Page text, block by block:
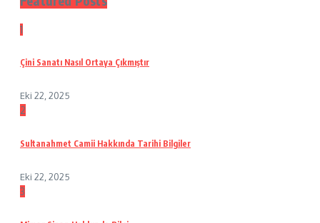
1
Çini Sanatı Nasıl Ortaya Çıkmıştır
Eki 22, 2025
2
Sultanahmet Camii Hakkında Tarihi Bilgiler
Eki 22, 2025
3